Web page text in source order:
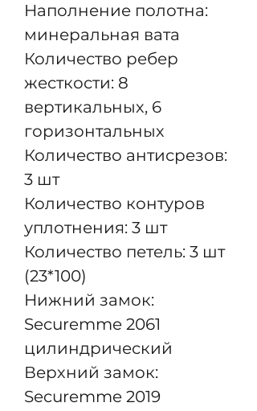
Наполнение полотна:
минеральная вата
Количество ребер
жесткости: 8
вертикальных, 6
горизонтальных
Количество антисрезов:
3 шт
Количество контуров
уплотнения: 3 шт
Количество петель: 3 шт
(23*100)
Нижний замок:
Securemme 2061
цилиндрический
Верхний замок:
Securemme 2019